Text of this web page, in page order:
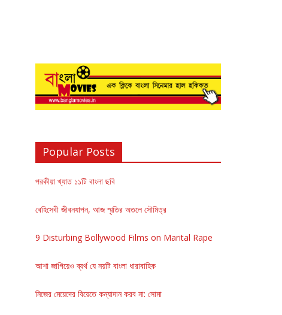
Popular Posts
পরকীয়া খ্যাত ১১টি বাংলা ছবি
বেহিসেবী জীবনযাপন, আজ স্মৃতির অতলে সৌমিত্র
9 Disturbing Bollywood Films on Marital Rape
আশা জাগিয়েও ব্যর্থ যে নয়টি বাংলা ধারাবাহিক
নিজের মেয়েদের বিয়েতে কন্যাদান করব না: সোমা